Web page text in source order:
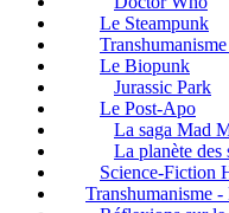
Le Steampunk
Le Biopunk
Jurassic Park
Le Post-Apo
La saga Mad
La planète des
Science-Fiction
Transhumanisme